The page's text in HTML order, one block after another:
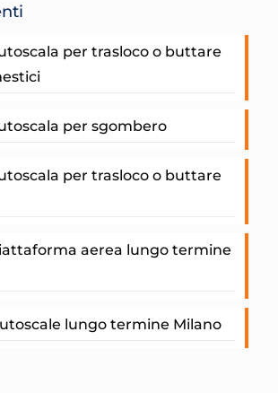
per trasloco o buttare
per sgombero
per trasloco o buttare
aerea lungo termine
lungo termine Milano